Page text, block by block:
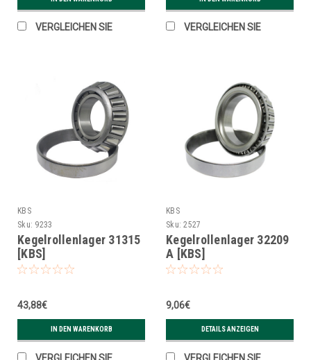
VERGLEICHEN SIE VERGLEICHEN SIE
KBS
Sku: 9233
Kegelrollenlager 31315
[KBS]
43,88€
IN DEN WARENKORB
KBS
Sku: 2527
Kegelrollenlager 32209
A [KBS]
9,06€
DETAILS ANZEIGEN